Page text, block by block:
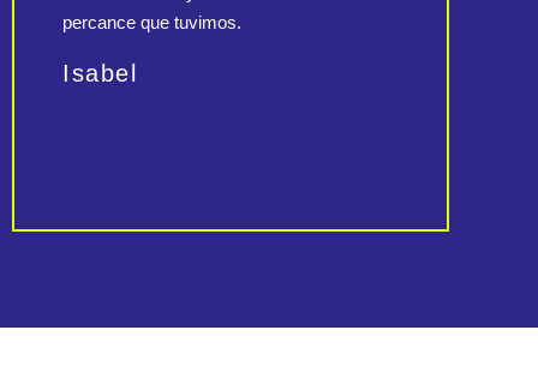
percance que tuvimos.
Isabel